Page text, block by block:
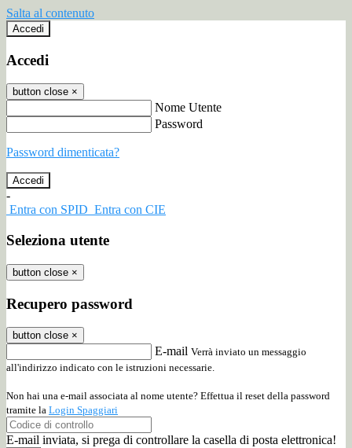
Salta al contenuto
Accedi
Accedi
button close ×
Nome Utente
Password
Password dimenticata?
-
Entra con SPID Entra con CIE
Seleziona utente
button close ×
Recupero password
button close ×
E-mail Verrà inviato un messaggio
all'indirizzo indicato con le istruzioni necessarie.
Non hai una e-mail associata al nome utente? Effettua il reset della password
tramite la Login Spaggiari
E-mail inviata, si prega di controllare la casella di posta elettronica!